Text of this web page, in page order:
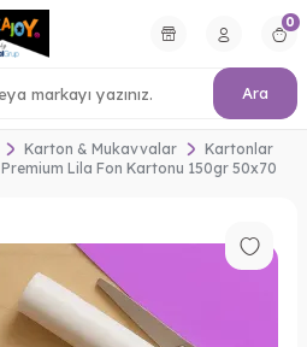
Ara
0
Karton & Mukavvalar
Kartonlar
Premium Lila Fon Kartonu 150gr 50x70